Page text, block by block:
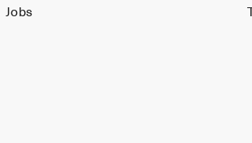
Jobs